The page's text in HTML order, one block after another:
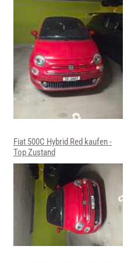
Fiat 500C Hybrid Red kaufen -
Top Zustand